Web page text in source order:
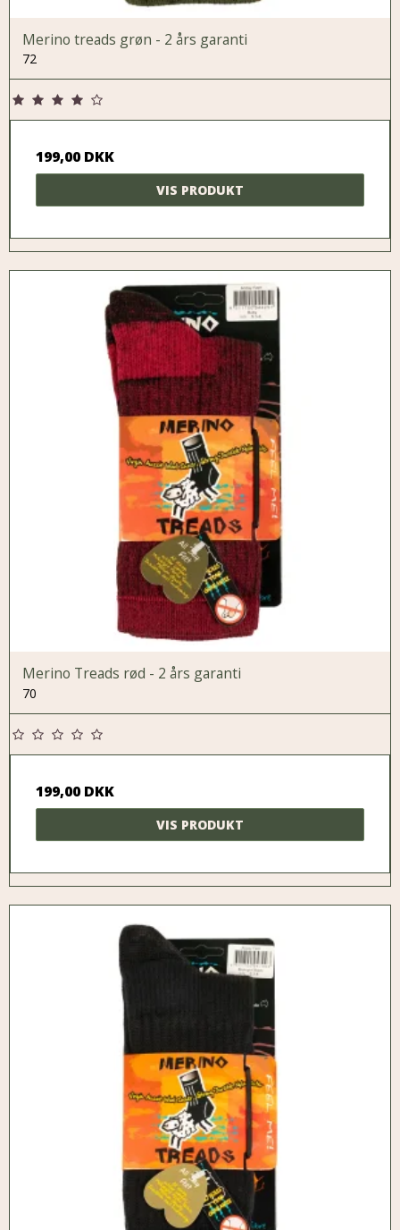
Merino treads grøn - 2 års garanti
72
199,00 DKK
VIS PRODUKT
Merino Treads rød - 2 års garanti
70
199,00 DKK
VIS PRODUKT